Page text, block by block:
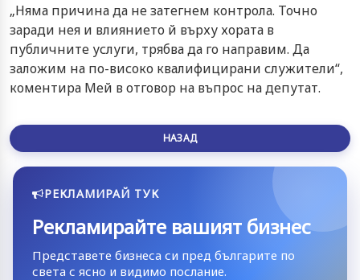
„Няма причина да не затегнем контрола. Точно
заради нея и влиянието й върху хората в
публичните услуги, трябва да го направим. Да
заложим на по-високо квалифицирани служители“,
коментира Мей в отговор на въпрос на депутат.
НАЗАД
РЕКЛАМИРАЙ ТУК
Рекламирайте вашият бизнес
Представете бизнеса си пред българите по
света с ясно и видимо послание.